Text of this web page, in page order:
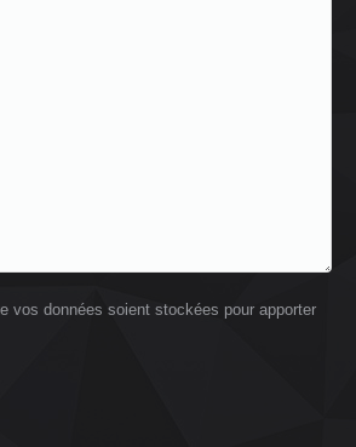
vos données soient stockées pour apporter